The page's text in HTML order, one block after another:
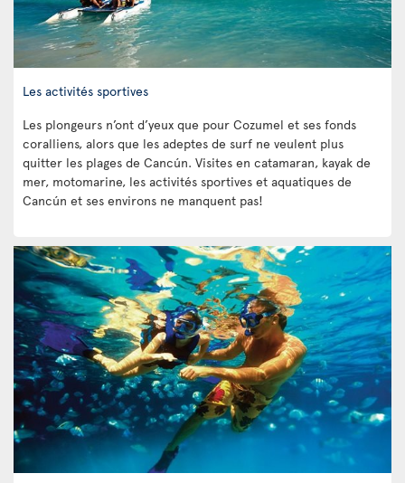
Les activités sportives
Les plongeurs n’ont d’yeux que pour Cozumel et ses fonds
coralliens, alors que les adeptes de surf ne veulent plus
quitter les plages de Cancún. Visites en catamaran, kayak de
mer, motomarine, les activités sportives et aquatiques de
Cancún et ses environs ne manquent pas!